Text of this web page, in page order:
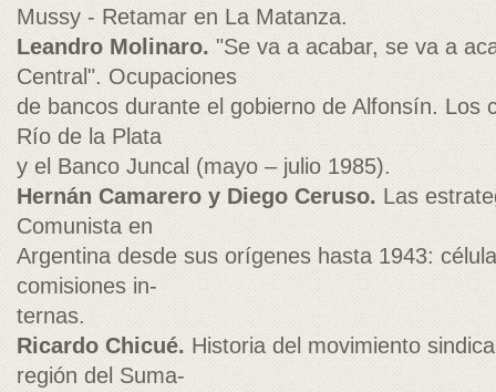
Mussy - Retamar en La Matanza.
Leandro Molinaro."Se va a acabar, se va a
Central". Ocupaciones
de bancos durante el gobierno de Alfonsín. Los
Río de la Plata
y el Banco Juncal (mayo – julio 1985).
Hernán Camarero y Diego Ceruso. Las
Comunista en
Argentina desde sus orígenes hasta 1943:
comisiones in-
ternas.
Ricardo Chicué.Historia del movimiento
región del Suma-